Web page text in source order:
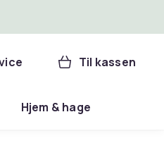
Til kassen
Hjem & hage